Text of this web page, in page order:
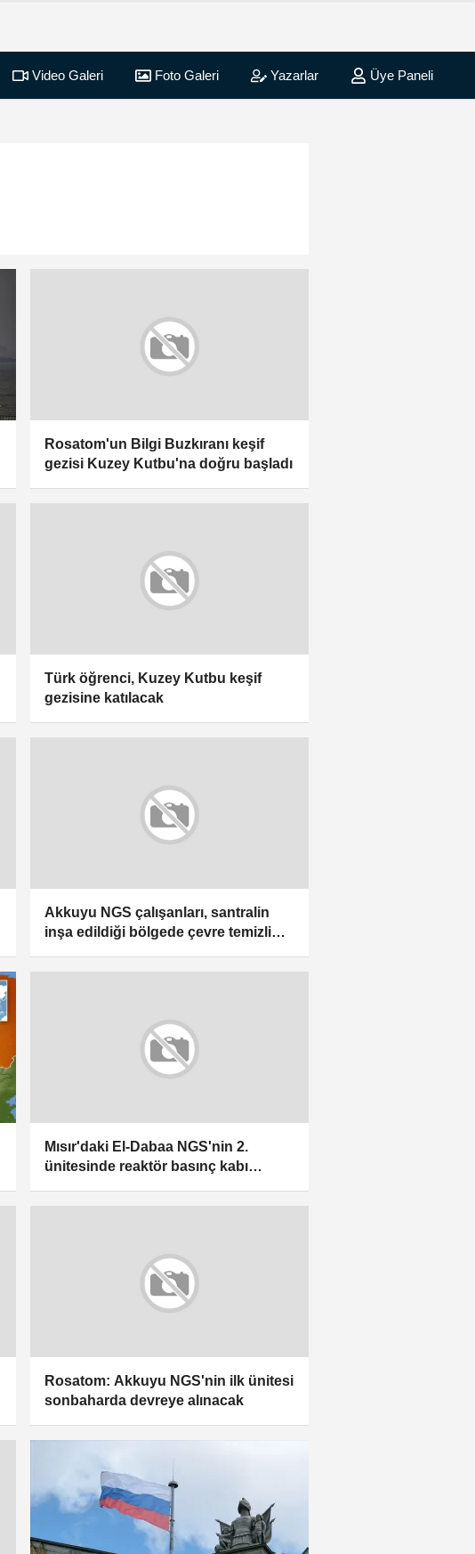
Video Galeri Foto Galeri Yazarlar Üye Paneli
Rosatom'un Bilgi Buzkıranı keşif
gezisi Kuzey Kutbu'na doğru başladı
Türk öğrenci, Kuzey Kutbu keşif
gezisine katılacak
Akkuyu NGS çalışanları, santralin
inşa edildiği bölgede çevre temizliği
Mısır'daki El-Dabaa NGS'nin 2.
ünitesinde reaktör basınç kabı
Rosatom: Akkuyu NGS'nin ilk ünitesi
sonbaharda devreye alınacak